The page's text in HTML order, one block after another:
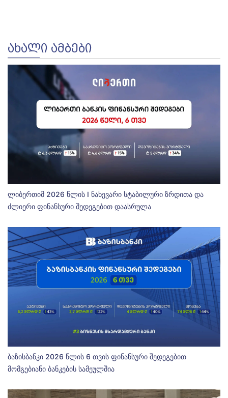
ᲐᲮᲐᲚᲘ ᲐᲛᲑᲔᲑᲘ
ლიბერთიმ 2026 წლის I ნახევარი სტაბილური ზრდითა და
ძლიერი ფინანსური შედეგებით დაასრულა
ბაზისბანკი 2026 წლის 6 თვის ფინანსური შედეგებით
მომგებიანი ბანკების სამეულშია